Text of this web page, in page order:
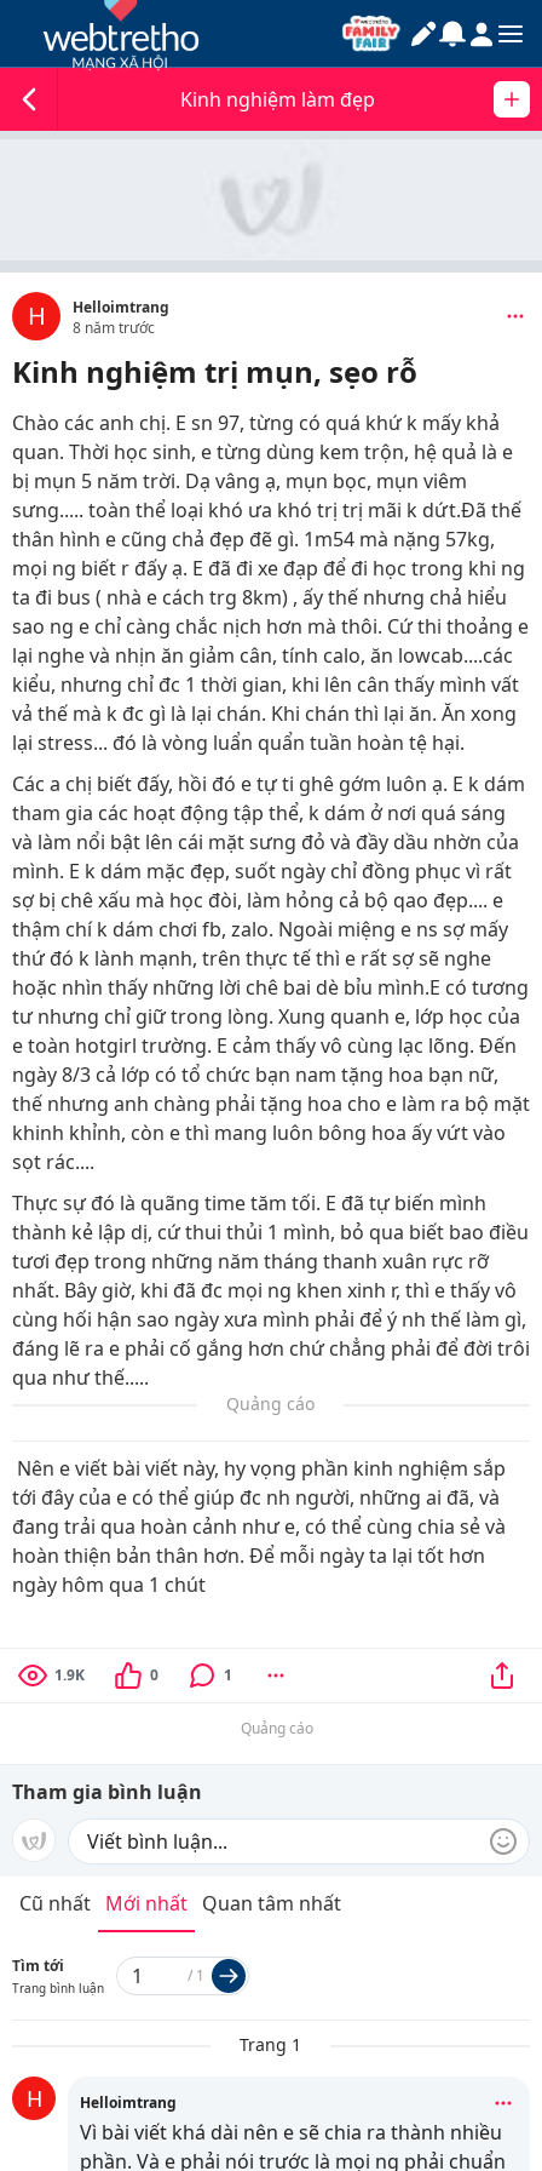
Kinh nghiệm làm đẹp
H
Helloimtrang
8 năm trước
Kinh nghiệm trị mụn, sẹo rỗ
Chào các anh chị. E sn 97, từng có quá khứ k mấy khả
quan. Thời học sinh, e từng dùng kem trộn, hệ quả là e
bị mụn 5 năm trời. Dạ vâng ạ, mụn bọc, mụn viêm
sưng..... toàn thể loại khó ưa khó trị trị mãi k dứt.Đã thế
thân hình e cũng chả đẹp đẽ gì. 1m54 mà nặng 57kg,
mọi ng biết r đấy ạ. E đã đi xe đạp để đi học trong khi ng
ta đi bus ( nhà e cách trg 8km) , ấy thế nhưng chả hiểu
sao ng e chỉ càng chắc nịch hơn mà thôi. Cứ thi thoảng e
lại nghe và nhịn ăn giảm cân, tính calo, ăn lowcab....các
kiểu, nhưng chỉ đc 1 thời gian, khi lên cân thấy mình vất
vả thế mà k đc gì là lại chán. Khi chán thì lại ăn. Ăn xong
lại stress... đó là vòng luẩn quẩn tuần hoàn tệ hại.
Các a chị biết đấy, hồi đó e tự ti ghê gớm luôn ạ. E k dám
tham gia các hoạt động tập thể, k dám ở nơi quá sáng
và làm nổi bật lên cái mặt sưng đỏ và đầy dầu nhờn của
mình. E k dám mặc đẹp, suốt ngày chỉ đồng phục vì rất
sợ bị chê xấu mà học đòi, làm hỏng cả bộ qao đẹp.... e
thậm chí k dám chơi fb, zalo. Ngoài miệng e ns sợ mấy
thứ đó k lành mạnh, trên thực tế thì e rất sợ sẽ nghe
hoặc nhìn thấy những lời chê bai dè bỉu mình.E có tương
tư nhưng chỉ giữ trong lòng. Xung quanh e, lớp học của
e toàn hotgirl trường. E cảm thấy vô cùng lạc lõng. Đến
ngày 8/3 cả lớp có tổ chức bạn nam tặng hoa bạn nữ,
thế nhưng anh chàng phải tặng hoa cho e làm ra bộ mặt
khinh khỉnh, còn e thì mang luôn bông hoa ấy vứt vào
sọt rác....
Thực sự đó là quãng time tăm tối. E đã tự biến mình
thành kẻ lập dị, cứ thui thủi 1 mình, bỏ qua biết bao điều
tươi đẹp trong những năm tháng thanh xuân rực rỡ
nhất. Bây giờ, khi đã đc mọi ng khen xinh r, thì e thấy vô
cùng hối hận sao ngày xưa mình phải để ý nh thế làm gì,
đáng lẽ ra e phải cố gắng hơn chứ chẳng phải để đời trôi
qua như thế.....
Quảng cáo
Nên e viết bài viết này, hy vọng phần kinh nghiệm sắp
tới đây của e có thể giúp đc nh người, những ai đã, và
đang trải qua hoàn cảnh như e, có thể cùng chia sẻ và
hoàn thiện bản thân hơn. Để mỗi ngày ta lại tốt hơn
ngày hôm qua 1 chút
1.9K 0 1
Quảng cáo
Tham gia bình luận
Cũ nhất Mới nhất Quan tâm nhất
Tìm tới
Trang bình luận
/ 1
Trang 1
H Helloimtrang
Vì bài viết khá dài nên e sẽ chia ra thành nhiều
phần. Và e phải nói trước là mọi ng phải chuẩn